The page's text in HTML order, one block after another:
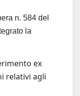
n. 584 del
la
ex
relativi agli